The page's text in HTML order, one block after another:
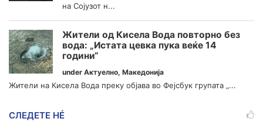
на Сојузот н...
Жители од Кисела Вода повторно без
вода: „Истата цевка пука веќе 14
години“
under Актуелно, Македонија
Жители на Кисела Вода преку објава во Фејсбук групата „...
СЛЕДЕТЕ НÉ